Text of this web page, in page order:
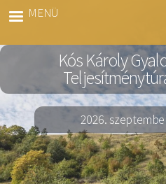
MENÜ
Kós Károly
2026.